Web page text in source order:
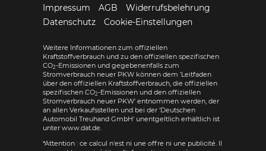
Impressum AGB
Widerrufsbelehrung
Datenschutz
Cookie-Einstellungen
Weitere Informationen zum offiziellen
Kraftstoffverbrauch und zu den offiziellen spezifischen
CO2-Emissionen und gegebenenfalls zum
Stromverbrauch neuer PKW können dem 'Leitfaden
über den offiziellen Kraftstoffverbrauch, die offiziellen
spezifischen CO2-Emissionen und den offiziellen
Stromverbrauch neuer PKW' entnommen werden, der
an allen Verkaufsstellen und bei der 'Deutschen
Automobil Treuhand GmbH' unentgeltlich erhältlich ist
unter www.dat.de.
*Attention : ce calcul n'est ni une offre ni une publicité. Il